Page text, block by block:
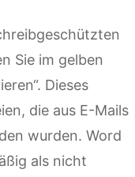
Sie im gelben
Dieses
die aus E-Mails
wurden. Word
als nicht